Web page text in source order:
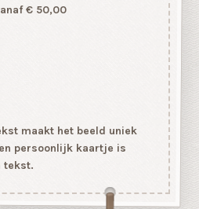
€ 50,00
maakt het beeld uniek
persoonlijk kaartje is
tekst.